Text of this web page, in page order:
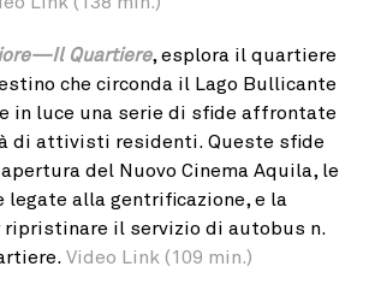
Quartiere, esplora il quartiere
che circonda il Lago Bullicante
in luce una serie di sfide affrontate
di attivisti residenti. Queste sfide
del Nuovo Cinema Aquila, le
legate alla gentrificazione, e la
ripristinare il servizio di autobus n.
Video Link (109 min.)